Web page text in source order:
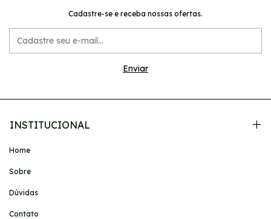
Cadastre-se e receba nossas ofertas.
INSTITUCIONAL
Home
Sobre
Dúvidas
Contato